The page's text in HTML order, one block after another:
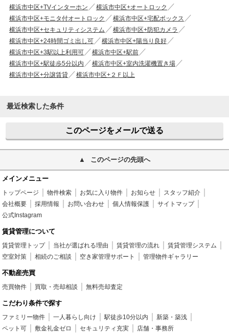
横浜市中区+TVインターホン
横浜市中区+オートロック
横浜市中区+モニタ付オートロック
横浜市中区+宅配ボックス
横浜市中区+セキュリティシステム
横浜市中区+防犯カメラ
横浜市中区+24時間ゴミ出し可
横浜市中区+陽当り良好
横浜市中区+3駅以上利用可
横浜市中区+駅前
横浜市中区+駅徒歩5分以内
横浜市中区+室内洗濯機置き場
横浜市中区+分譲賃貸
横浜市中区+２Ｆ以上
最近検索した条件
このページをメールで送る
このページの先頭へ
メインメニュー
トップページ 物件検索 お気に入り物件 お知らせ
スタッフ紹介
会社概要
採用情報 お問い合わせ 個人情報保護
サイトマップ
公式Instagram
賃貸管理について
賃貸管理トップ 当社が選ばれる理由 賃貸管理の流れ
賃貸管理システム
空室対策
相続のご相談 空き家管理サポート 管理物件ギャラリー
不動産売買
売買物件 買取・売却相談 無料売却査定
こだわり条件で探す
ファミリー物件 一人暮らし向け 駅徒歩10分以内
新築・築浅
ペット可
敷金礼金ゼロ セキュリティ充実 店舗・事務所